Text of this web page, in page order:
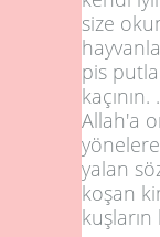
size
pis
kaçının. .
Allah'a
yalan
koşan
kuşların